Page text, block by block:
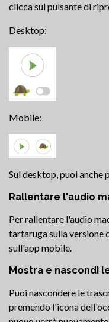
clicca sul pulsante di
Desktop:
Mobile:
Sul desktop, puoi anche
Rallentare l'audio
Per rallentare l'audio
tartaruga sulla versione
sull'app mobile.
Mostra e nascondi
Puoi nascondere le
premendo l'icona